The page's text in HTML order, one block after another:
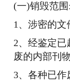
(一)销毁范
1、涉密的文
2、经鉴定
废的内部刊
3、各种已